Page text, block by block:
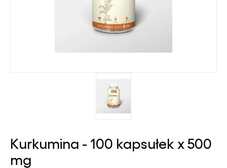
Kurkumina - 100 kapsułek x 500
mg